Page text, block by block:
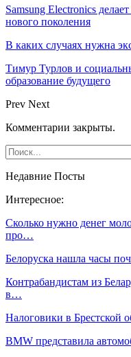
Samsung Electronics
нового поколения
В каких случаях нужна
Тимур Турлов и
образование будущего
Prev Next
Комментарии закрыты.
Недавние Посты
Интересное:
Сколько нужно денег
про…
Белоруска нашла часы
Контрабандистам из
в…
Налоговики в Брестской
BMW представила